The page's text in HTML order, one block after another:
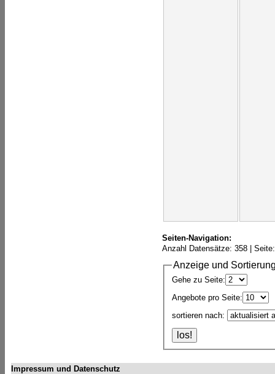
Seiten-Navigation:
Anzahl Datensätze: 358 |
Anzeige und
Gehe zu Seite:
Angebote pro Seite:
sortieren nach:
Impressum und Datenschutz